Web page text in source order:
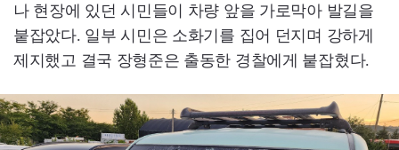
나 현장에 있던 시민들이 차량 앞을 가로막아 발길을
붙잡았다. 일부 시민은 소화기를 집어 던지며 강하게
제지했고 결국 장형준은 출동한 경찰에게 붙잡혔다.